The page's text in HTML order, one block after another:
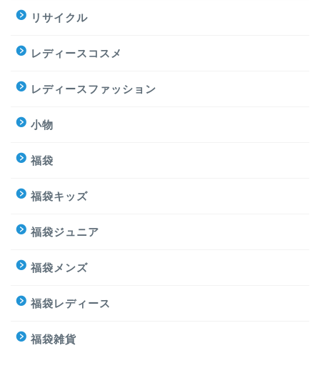
リサイクル
レディースコスメ
レディースファッション
小物
福袋
福袋キッズ
福袋ジュニア
福袋メンズ
福袋レディース
福袋雑貨